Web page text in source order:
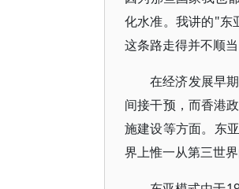
化水准。我讲的"东
这条路走得并不顺当
在经济发展早
间接干预，而香港
施建设等方面。东
界上惟一从第三世